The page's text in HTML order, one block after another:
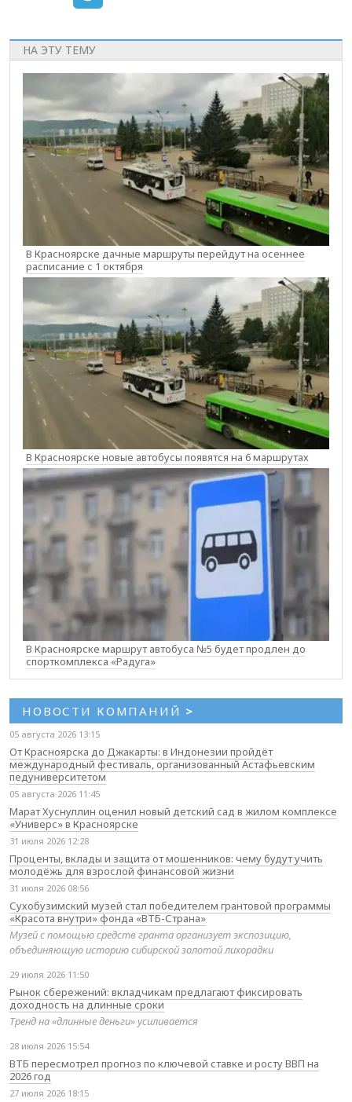
НА ЭТУ ТЕМУ
В Красноярске дачные маршруты перейдут на осеннее
расписание с 1 октября
В Красноярске новые автобусы появятся на 6 маршрутах
В Красноярске маршрут автобуса №5 будет продлен до
спорткомплекса «Радуга»
НОВОСТИ КОМПАНИЙ >
05 августа 2026 13:15
От Красноярска до Джакарты: в Индонезии пройдёт
международный фестиваль, организованный Астафьевским
педуниверситетом
05 августа 2026 11:45
Марат Хуснуллин оценил новый детский сад в жилом комплексе
«Универс» в Красноярске
31 июля 2026 12:28
Проценты, вклады и защита от мошенников: чему будут учить
молодёжь для взрослой финансовой жизни
31 июля 2026 08:56
Сухобузимский музей стал победителем грантовой программы
«Красота внутри» фонда «ВТБ-Страна»
Музей с помощью средств гранта организует экспозицию,
объединяющую историю сибирской золотой лихорадки
29 июля 2026 11:50
Рынок сбережений: вкладчикам предлагают фиксировать
доходность на длинные сроки
Тренд на «длинные деньги» усиливается
28 июля 2026 15:54
ВТБ пересмотрел прогноз по ключевой ставке и росту ВВП на
2026 год
27 июля 2026 18:15